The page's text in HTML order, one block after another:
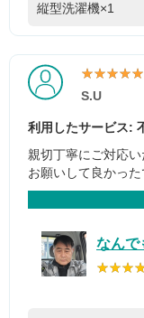
縦型洗濯機×1
★★★★★
★★★★★
S.U
利用したサービス:
親切丁寧にご対応い
お願いして良かった
なんで